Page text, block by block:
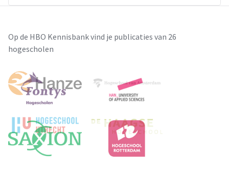
Op de HBO Kennisbank vind je publicaties van 26
hogescholen